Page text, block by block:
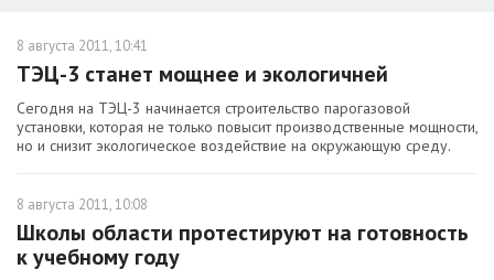
8 августа 2011, 10:41
ТЭЦ-3 станет мощнее и экологичней
Сегодня на ТЭЦ-3 начинается строительство парогазовой
установки, которая не только повысит производственные мощности,
но и снизит экологическое воздействие на окружающую среду.
8 августа 2011, 10:08
Школы области протестируют на готовность
к учебному году